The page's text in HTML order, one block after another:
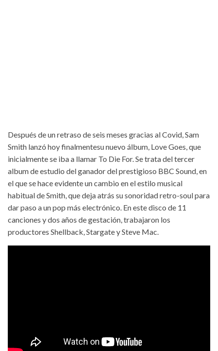
Después de un retraso de seis meses gracias al Covid, Sam
Smith lanzó hoy finalmentesu nuevo álbum, Love Goes, que
inicialmente se iba a llamar To Die For. Se trata del tercer
album de estudio del ganador del prestigioso BBC Sound, en
el que se hace evidente un cambio en el estilo musical
habitual de Smith, que deja atrás su sonoridad retro-soul para
dar paso a un pop más electrónico. En este disco de 11
canciones y dos años de gestación, trabajaron los
productores Shellback, Stargate y Steve Mac.